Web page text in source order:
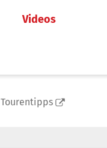
Videos
Tourentipps